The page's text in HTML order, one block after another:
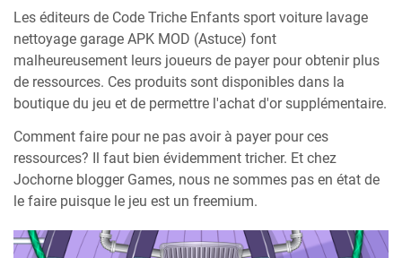
Les éditeurs de Code Triche Enfants sport voiture lavage
nettoyage garage APK MOD (Astuce) font
malheureusement leurs joueurs de payer pour obtenir plus
de ressources. Ces produits sont disponibles dans la
boutique du jeu et de permettre l'achat d'or supplémentaire.
Comment faire pour ne pas avoir à payer pour ces
ressources? Il faut bien évidemment tricher. Et chez
Jochorne blogger Games, nous ne sommes pas en état de
le faire puisque le jeu est un freemium.